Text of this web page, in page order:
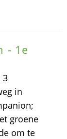
- 1e
3
in
groene
om te